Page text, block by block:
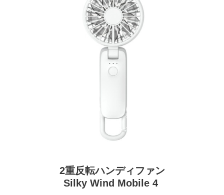
2重反転ハンディファン
Silky Wind Mobile 4